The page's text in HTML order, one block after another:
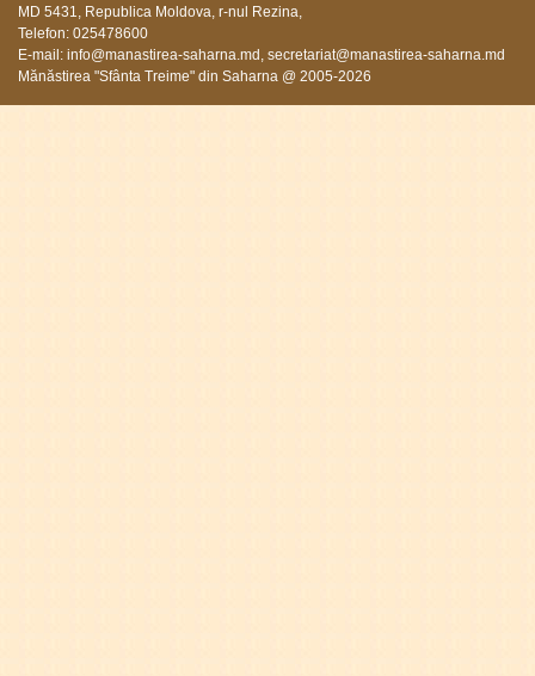
MD 5431, Republica Moldova, r-nul Rezina,
Telefon: 025478600
E-mail: info@manastirea-saharna.md secretariat@manastirea-saharna.md
Mănăstirea "Sfânta Treime" din Saharna @ 2005-2026